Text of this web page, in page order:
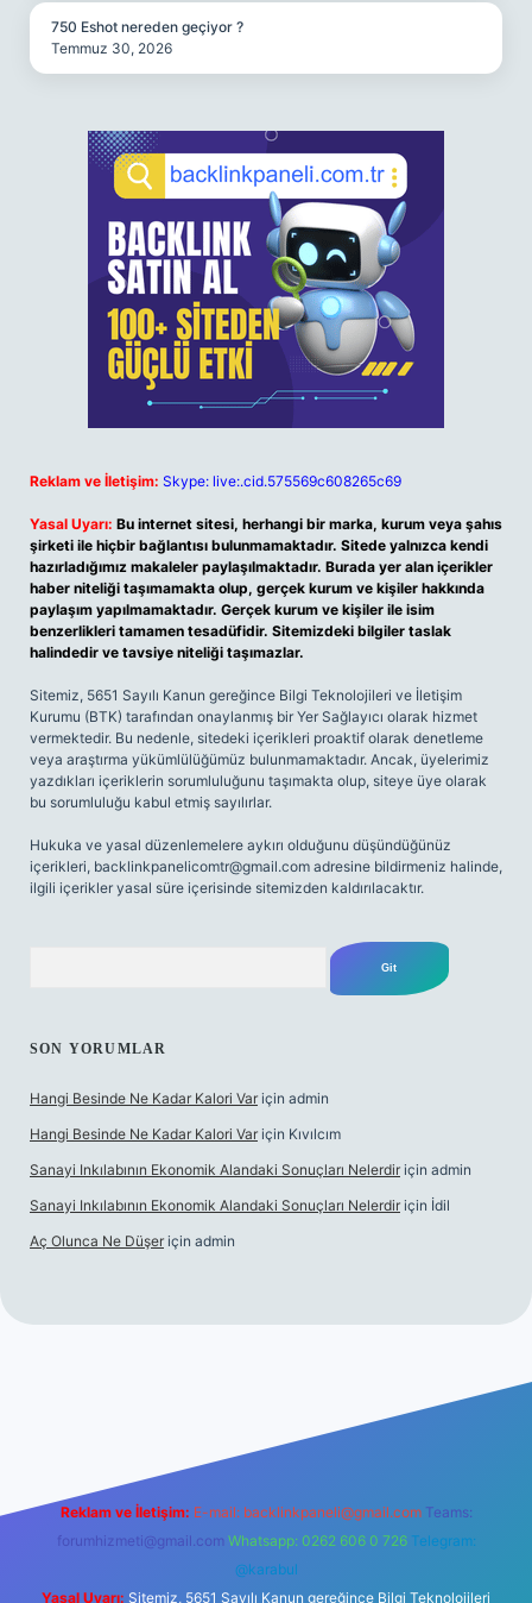
750 Eshot nereden geçiyor ?
Temmuz 30, 2026
Reklam ve İletişim: Skype: live:.cid.575569c608265c69
Yasal Uyarı: Bu internet sitesi, herhangi bir marka, kurum veya şahıs
şirketi ile hiçbir bağlantısı bulunmamaktadır. Sitede yalnızca kendi
hazırladığımız makaleler paylaşılmaktadır. Burada yer alan içerikler
haber niteliği taşımamakta olup, gerçek kurum ve kişiler hakkında
paylaşım yapılmamaktadır. Gerçek kurum ve kişiler ile isim
benzerlikleri tamamen tesadüfidir. Sitemizdeki bilgiler taslak
halindedir ve tavsiye niteliği taşımazlar.
Sitemiz, 5651 Sayılı Kanun gereğince Bilgi Teknolojileri ve İletişim
Kurumu (BTK) tarafından onaylanmış bir Yer Sağlayıcı olarak hizmet
vermektedir. Bu nedenle, sitedeki içerikleri proaktif olarak denetleme
veya araştırma yükümlülüğümüz bulunmamaktadır. Ancak, üyelerimiz
yazdıkları içeriklerin sorumluluğunu taşımakta olup, siteye üye olarak
bu sorumluluğu kabul etmiş sayılırlar.
Hukuka ve yasal düzenlemelere aykırı olduğunu düşündüğünüz
içerikleri, backlinkpanelicomtr@gmail.com adresine bildirmeniz halinde,
ilgili içerikler yasal süre içerisinde sitemizden kaldırılacaktır.
SON YORUMLAR
Hangi Besinde Ne Kadar Kalori Var için admin
Hangi Besinde Ne Kadar Kalori Var için Kıvılcım
Sanayi Inkılabının Ekonomik Alandaki Sonuçları Nelerdir için admin
Sanayi Inkılabının Ekonomik Alandaki Sonuçları Nelerdir için İdil
Aç Olunca Ne Düşer için admin
Reklam ve İletişim: E-mail: backlinkpaneli@gmail.com Teams:
forumhizmeti@gmail.com Whatsapp: 0262 606 0 726 Telegram:
@karabul
Yasal Uyarı: Sitemiz, 5651 Sayılı Kanun gereğince Bilgi Teknolojileri